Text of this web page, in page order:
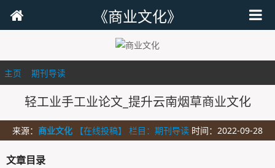
《商业文化》
主页 期刊导读
轻工业手工业论文_提升云南烟草商业文化
来源： 商业文化 【在线投稿】 栏目： 期刊导读 时间：2022-09-28
文章目录